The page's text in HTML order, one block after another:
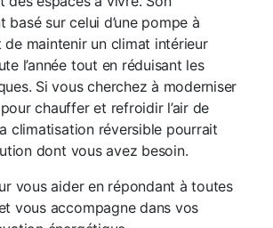
basé sur celui d’une pompe à
de maintenir un climat intérieur
l’année tout en réduisant les
Si vous cherchez à moderniser
chauffer et refroidir l’air de
climatisation réversible pourrait
dont vous avez besoin.
vous aider en répondant à toutes
vous accompagne dans vos